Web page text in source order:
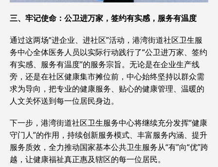
三、牢记使命 ：公卫进万家，签约有实感，服务有温度
通过这两场“进企业、进社区”活动，港湾街道社区卫生服
务中心全体医务人员以实际行动践行了“公卫进万家、签约
有实感、服务有温度”的服务宗旨。无论是在企业生产线
旁，还是在社区健康集市摊位前，中心始终坚持以群众需
求为导向，把专业的健康服务、贴心的健康管理、温暖的
人文关怀送到每一位居民身边。
下一步，港湾街道社区卫生服务中心将继续充分发挥“健康
守门人”的作用，持续创新服务模式、丰富服务内涵、提升
服务质效，全力推动国家基本公共卫生服务从“有”向“优”跨
越，让健康福祉真正惠及辖区的每一位居民。